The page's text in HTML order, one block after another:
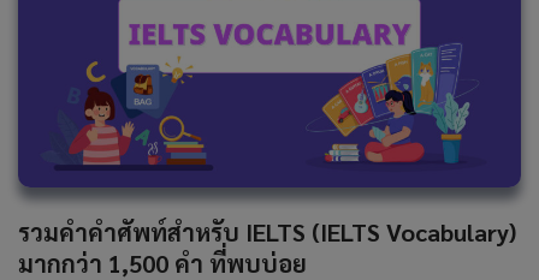
รวมคำคำศัพท์สำหรับ IELTS (IELTS Vocabulary)
มากกว่า 1,500 คํา ที่พบบ่อย